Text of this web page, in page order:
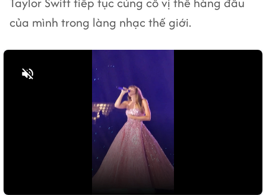
của mình trong làng nhạc thế giới.